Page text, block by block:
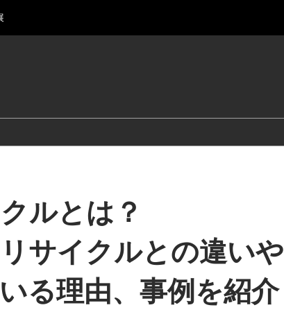
ルとは？
サイクルとの違いや
る理由、事例を紹介